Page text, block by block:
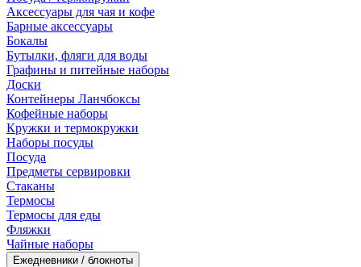
Аксессуары для чая и кофе
Барные аксессуары
Бокалы
Бутылки, фляги для воды
Графины и питейные наборы
Доски
Контейнеры Ланчбоксы
Кофейные наборы
Кружки и термокружки
Наборы посуды
Посуда
Предметы сервировки
Стаканы
Термосы
Термосы для еды
Фляжки
Чайные наборы
Ежедневники / блокноты